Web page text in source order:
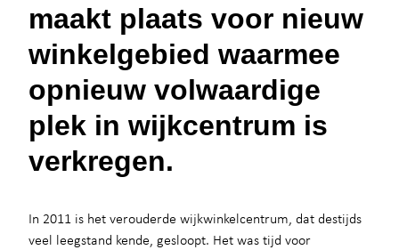
maakt plaats voor nieuw
winkelgebied waarmee
opnieuw volwaardige
plek in wijkcentrum is
verkregen.
In 2011 is het verouderde wijkwinkelcentrum, dat destijds
veel leegstand kende, gesloopt. Het was tijd voor